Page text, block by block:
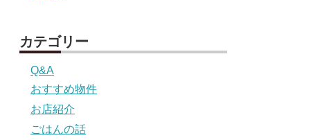
カテゴリー
Q&A
おすすめ物件
お店紹介
ごはんの話